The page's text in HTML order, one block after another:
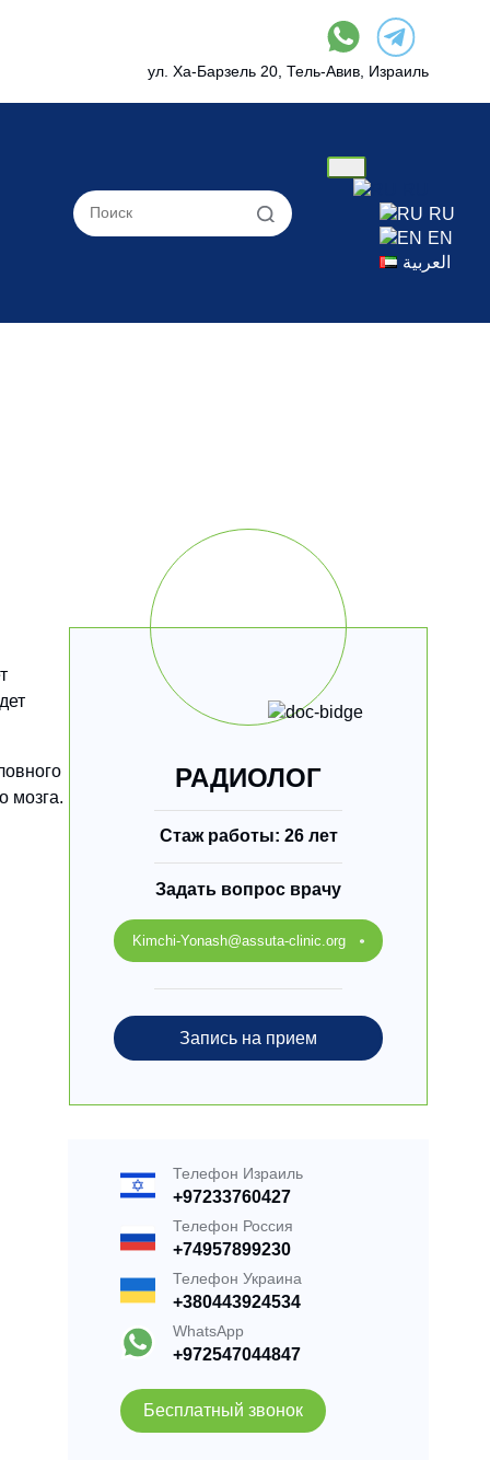
ул. Ха-Барзель 20, Тель-Авив, Израиль
RU
EN
العربية
мозга.
РАДИОЛОГ
Стаж работы: 26 лет
Задать вопрос врачу
Kimchi-Yonash@assuta-clinic.org
Запись на прием
Телефон Израиль
+97233760427
Телефон Россия
+74957899230
Телефон Украина
+380443924534
WhatsApp
+972547044847
Бесплатный звонок